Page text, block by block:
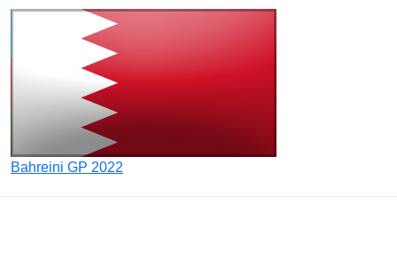
Bahreini GP 2022